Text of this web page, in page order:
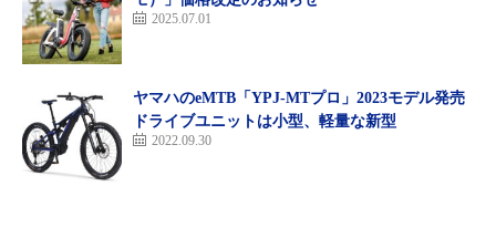
2025.07.01
ヤマハのeMTB「YPJ-MTプロ」2023モデル発売
ドライブユニットは小型、軽量な新型
2022.09.30